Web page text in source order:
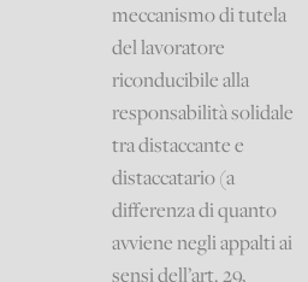
meccanismo di tutela
del lavoratore
riconducibile alla
responsabilità solidale
tra distaccante e
distaccatario (a
differenza di quanto
avviene negli appalti ai
sensi dell’art. 29,